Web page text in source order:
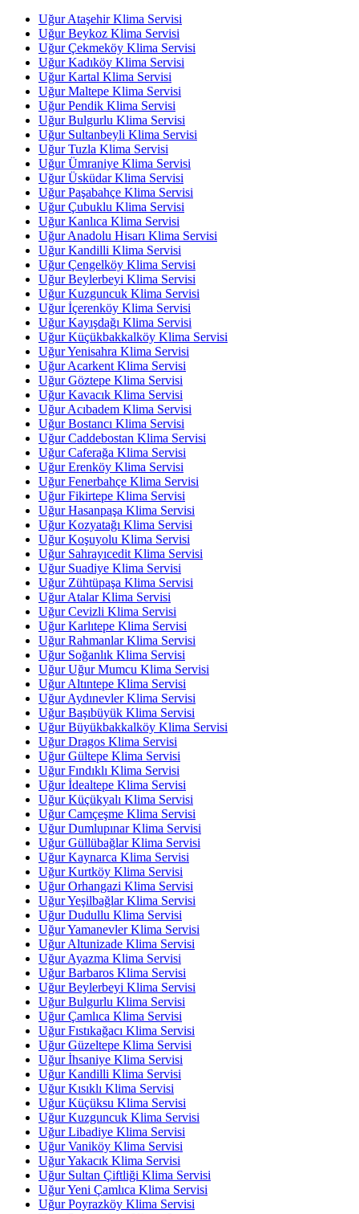
Uğur Ataşehir Klima Servisi
Uğur Beykoz Klima Servisi
Uğur Çekmeköy Klima Servisi
Uğur Kadıköy Klima Servisi
Uğur Kartal Klima Servisi
Uğur Maltepe Klima Servisi
Uğur Pendik Klima Servisi
Uğur Bulgurlu Klima Servisi
Uğur Sultanbeyli Klima Servisi
Uğur Tuzla Klima Servisi
Uğur Ümraniye Klima Servisi
Uğur Üsküdar Klima Servisi
Uğur Paşabahçe Klima Servisi
Uğur Çubuklu Klima Servisi
Uğur Kanlıca Klima Servisi
Uğur Anadolu Hisarı Klima Servisi
Uğur Kandilli Klima Servisi
Uğur Çengelköy Klima Servisi
Uğur Beylerbeyi Klima Servisi
Uğur Kuzguncuk Klima Servisi
Uğur İçerenköy Klima Servisi
Uğur Kayışdağı Klima Servisi
Uğur Küçükbakkalköy Klima Servisi
Uğur Yenisahra Klima Servisi
Uğur Acarkent Klima Servisi
Uğur Göztepe Klima Servisi
Uğur Kavacık Klima Servisi
Uğur Acıbadem Klima Servisi
Uğur Bostancı Klima Servisi
Uğur Caddebostan Klima Servisi
Uğur Caferağa Klima Servisi
Uğur Erenköy Klima Servisi
Uğur Fenerbahçe Klima Servisi
Uğur Fikirtepe Klima Servisi
Uğur Hasanpaşa Klima Servisi
Uğur Kozyatağı Klima Servisi
Uğur Koşuyolu Klima Servisi
Uğur Sahrayıcedit Klima Servisi
Uğur Suadiye Klima Servisi
Uğur Zühtüpaşa Klima Servisi
Uğur Atalar Klima Servisi
Uğur Cevizli Klima Servisi
Uğur Karlıtepe Klima Servisi
Uğur Rahmanlar Klima Servisi
Uğur Soğanlık Klima Servisi
Uğur Uğur Mumcu Klima Servisi
Uğur Altıntepe Klima Servisi
Uğur Aydınevler Klima Servisi
Uğur Başıbüyük Klima Servisi
Uğur Büyükbakkalköy Klima Servisi
Uğur Dragos Klima Servisi
Uğur Gültepe Klima Servisi
Uğur Fındıklı Klima Servisi
Uğur İdealtepe Klima Servisi
Uğur Küçükyalı Klima Servisi
Uğur Camçeşme Klima Servisi
Uğur Dumlupınar Klima Servisi
Uğur Güllübağlar Klima Servisi
Uğur Kaynarca Klima Servisi
Uğur Kurtköy Klima Servisi
Uğur Orhangazi Klima Servisi
Uğur Yeşilbağlar Klima Servisi
Uğur Dudullu Klima Servisi
Uğur Yamanevler Klima Servisi
Uğur Altunizade Klima Servisi
Uğur Ayazma Klima Servisi
Uğur Barbaros Klima Servisi
Uğur Beylerbeyi Klima Servisi
Uğur Bulgurlu Klima Servisi
Uğur Çamlıca Klima Servisi
Uğur Fıstıkağacı Klima Servisi
Uğur Güzeltepe Klima Servisi
Uğur İhsaniye Klima Servisi
Uğur Kandilli Klima Servisi
Uğur Kısıklı Klima Servisi
Uğur Küçüksu Klima Servisi
Uğur Kuzguncuk Klima Servisi
Uğur Libadiye Klima Servisi
Uğur Vaniköy Klima Servisi
Uğur Yakacık Klima Servisi
Uğur Sultan Çiftliği Klima Servisi
Uğur Yeni Çamlıca Klima Servisi
Uğur Poyrazköy Klima Servisi